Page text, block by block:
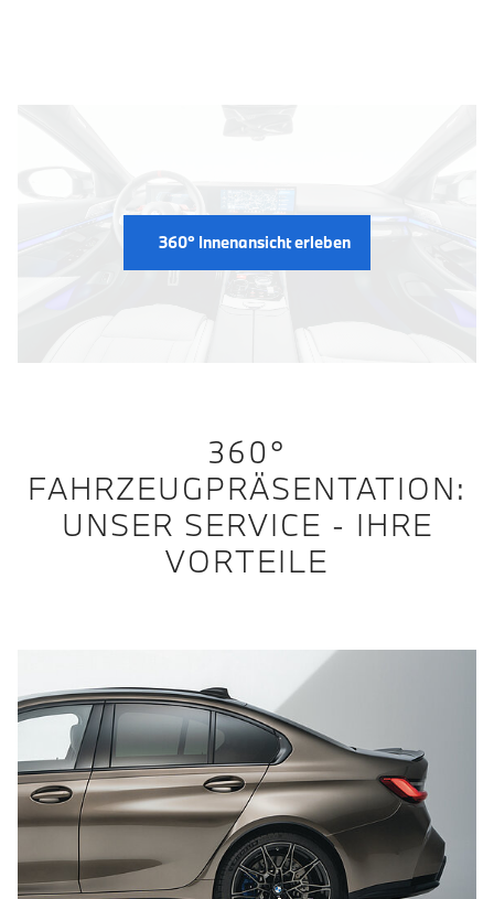
360° Innenansicht erleben
360°
FAHRZEUGPRÄSENTATION:
UNSER SERVICE - IHRE
VORTEILE